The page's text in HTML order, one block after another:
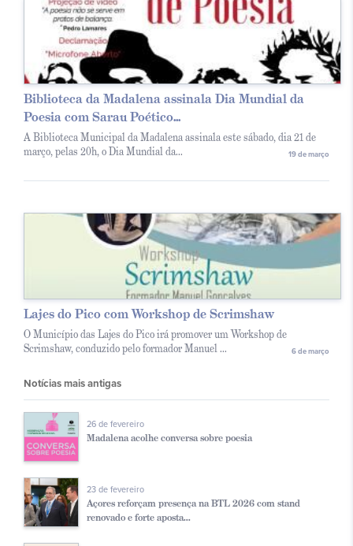
Biblioteca da Madalena assinala Dia Mundial da
Poesia com Sarau Poético...
A Biblioteca Municipal da Madalena assinala este sábado, dia 21 de
março, pelas 20h, o Dia Mundial da...
19 de março
Lajes do Pico com Workshop de Scrimshaw
O Município das Lajes do Pico irá promover um Workshop de
Scrimshaw, conduzido pelo formador Manuel ...
6 de março
Notícias mais antigas
26 de fevereiro
Madalena acolhe conversa sobre poesia
23 de fevereiro
Açores reforçam presença na BTL 2026 com stand
renovado e forte aposta...